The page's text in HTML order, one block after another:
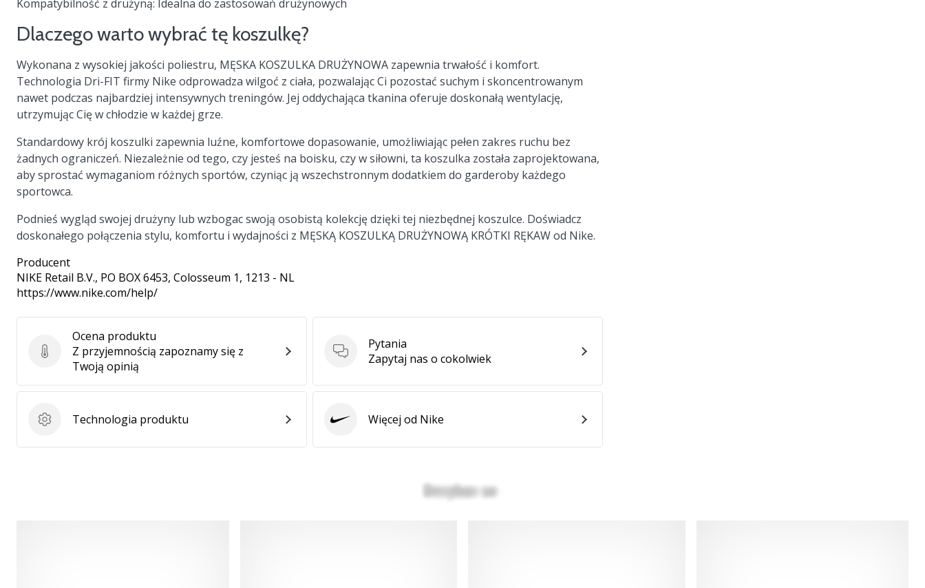
Kompatybilność z drużyną: Idealna do zastosowań drużynowych
Dlaczego warto wybrać tę koszulkę?
Wykonana z wysokiej jakości poliestru, MĘSKA KOSZULKA DRUŻYNOWA zapewnia trwałość i komfort.
Technologia Dri-FIT firmy Nike odprowadza wilgoć z ciała, pozwalając Ci pozostać suchym i skoncentrowanym
nawet podczas najbardziej intensywnych treningów. Jej oddychająca tkanina oferuje doskonałą wentylację,
utrzymując Cię w chłodzie w każdej grze.
Standardowy krój koszulki zapewnia luźne, komfortowe dopasowanie, umożliwiając pełen zakres ruchu bez
żadnych ograniczeń. Niezależnie od tego, czy jesteś na boisku, czy w siłowni, ta koszulka została zaprojektowana,
aby sprostać wymaganiom różnych sportów, czyniąc ją wszechstronnym dodatkiem do garderoby każdego
sportowca.
Podnieś wygląd swojej drużyny lub wzbogac swoją osobistą kolekcję dzięki tej niezbędnej koszulce. Doświadcz
doskonałego połączenia stylu, komfortu i wydajności z MĘSKĄ KOSZULKĄ DRUŻYNOWĄ KRÓTKI RĘKAW od Nike.
Producent
NIKE Retail B.V., PO BOX 6453, Colosseum 1, 1213 - NL
https://www.nike.com/help/
Ocena produktu
Ocena produktu
Z przyjemnością zapoznamy się z
Twoją opinią
Pytania
Pytania
Zapytaj nas o cokolwiek
Technologia produktu
Technologia produktu Nike Więcej od Nike